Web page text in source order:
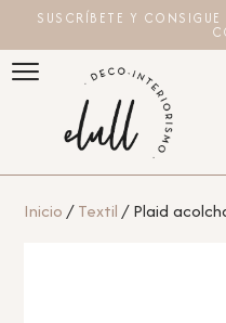
SUSCRÍBETE Y
Inicio/Textil/ Plaid